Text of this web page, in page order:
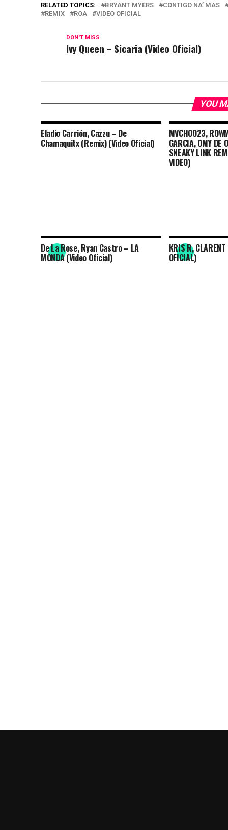
RELATED TOPICS: BRYANT MYERS
CONTIGO NA’ MAS
REMIX
ROA VIDEO OFICIAL
DON'T MISS
Ivy Queen – Sicaria (Video Oficial)
YOU
Eladio Carrión, Cazzu – De
Chamaquitx (Remix) (Video Oficial)
MVCHOO23,
GARCIA, OMY DE
SNEAKY LINK
VIDEO)
De La Rose, Ryan Castro – LA
MONDA (Video Oficial)
KRIS R,
OFICIAL)